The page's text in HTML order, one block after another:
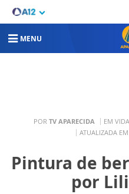
MENU
POR TV APARECIDA EM
ATUALIZADA
Pintura de
por